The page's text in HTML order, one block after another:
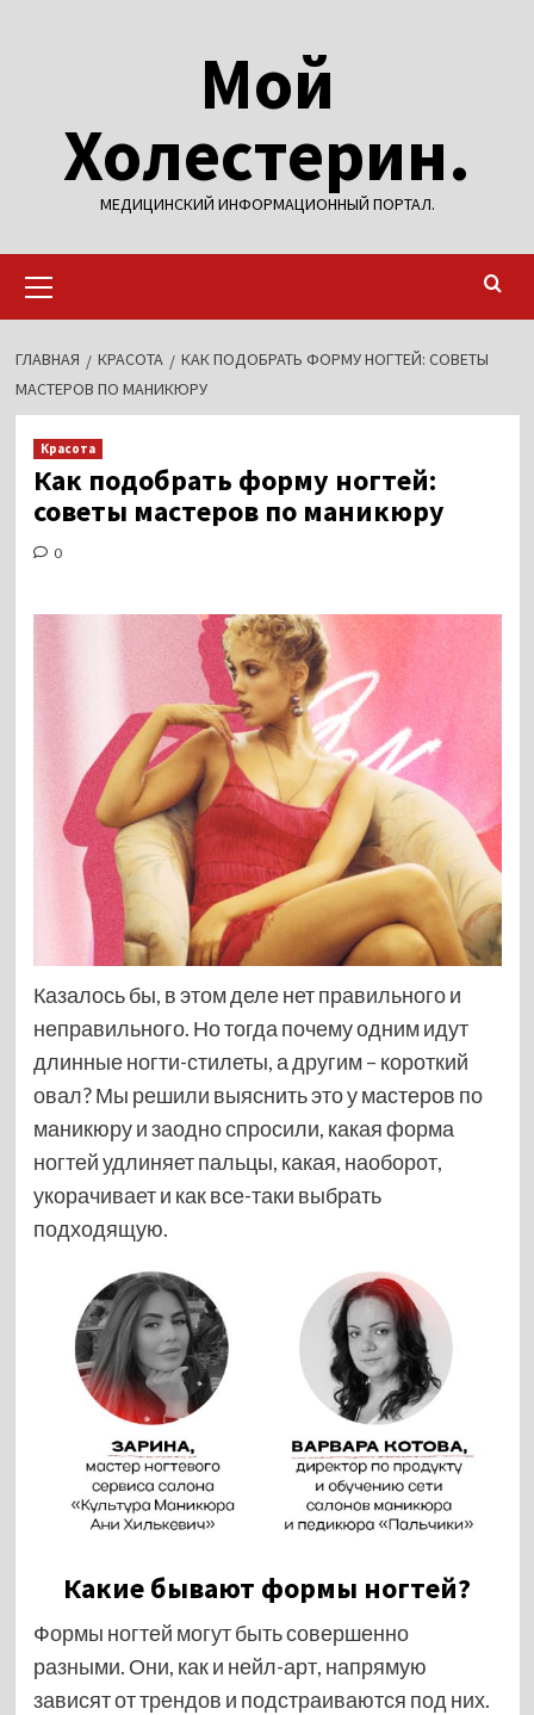
Мой
Холестерин.
МЕДИЦИНСКИЙ ИНФОРМАЦИОННЫЙ ПОРТАЛ.
меню
ГЛАВНАЯ КРАСОТА
КАК ПОДОБРАТЬ ФОРМУ НОГТЕЙ: СОВЕТЫ
МАСТЕРОВ ПО МАНИКЮРУ
Красота
Как подобрать форму ногтей:
советы мастеров по маникюру
0
Казалось бы, в этом деле нет правильного и
неправильного. Но тогда почему одним идут
длинные ногти-стилеты, а другим – короткий
овал? Мы решили выяснить это у мастеров по
маникюру и заодно спросили, какая форма
ногтей удлиняет пальцы, какая, наоборот,
укорачивает и как все-таки выбрать
подходящую.
Какие бывают формы ногтей?
Формы ногтей могут быть совершенно
разными. Они, как и нейл-арт, напрямую
зависят от трендов и подстраиваются под них.